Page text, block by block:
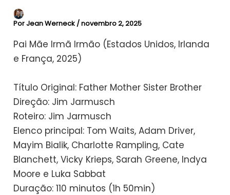
PorJean Werneck /novembro 2, 2025
Pai Mãe Irmã Irmão (Estados Unidos, Irlanda
e França, 2025)
Título Original: Father Mother Sister Brother
Direção: Jim Jarmusch
Roteiro: Jim Jarmusch
Elenco principal: Tom Waits, Adam Driver,
Mayim Bialik, Charlotte Rampling, Cate
Blanchett, Vicky Krieps, Sarah Greene, Indya
Moore e Luka Sabbat
Duração: 110 minutos (1h 50min)